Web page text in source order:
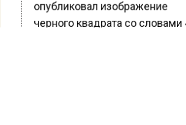
опубликовал изображение
черного квадрата со словами